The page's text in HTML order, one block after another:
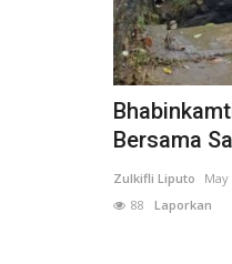
Bersama
Zulkifli Liputo May
88 Laporkan